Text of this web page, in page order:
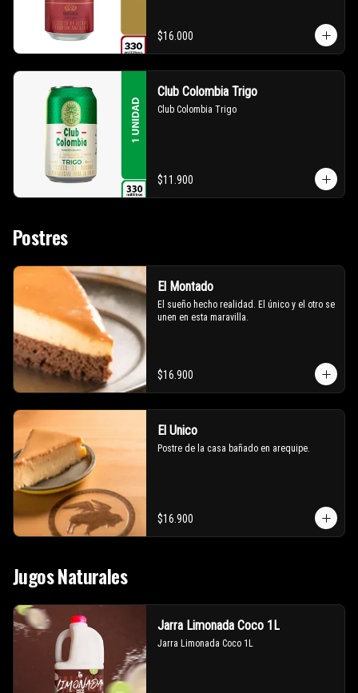
$16.000
Club Colombia Trigo
Club Colombia Trigo
$11.900
Postres
El Montado
El sueño hecho realidad. El único y el otro se
unen en esta maravilla.
$16.900
El Unico
Postre de la casa bañado en arequipe.
$16.900
Jugos Naturales
Jarra Limonada Coco 1L
Jarra Limonada Coco 1L